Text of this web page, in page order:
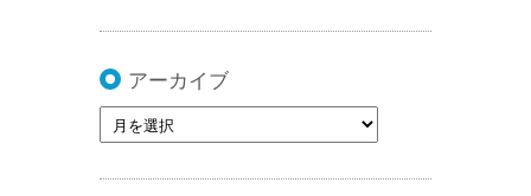
アーカイブ